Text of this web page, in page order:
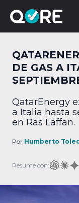
DE GAS A
QatarEnergy
a Italia hasta
en Ras Laffan.
Por Humberto
Resume con: